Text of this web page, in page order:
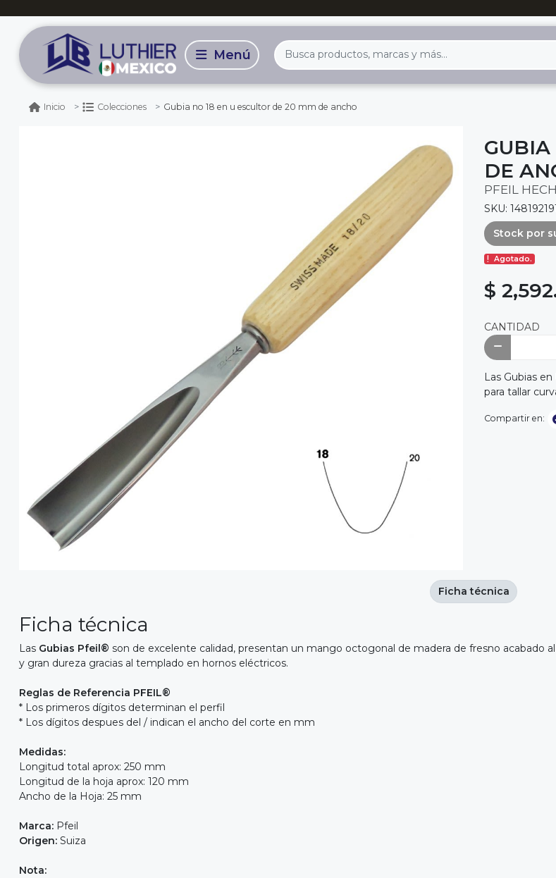
Inicio Colecciones Gubia no 18 en u escultor de 20 mm de ancho
GUBIA
DE
PFEIL
SKU:
Stock por
Agotado.
$
CANTIDAD
Las Gubias
para tallar
Compartir en:
Ficha técnica
Las Gubias Pfeil® son de excelente calidad, presentan un mango octogonal de madera de fresno acabado
y gran dureza gracias al templado en hornos eléctricos.
Reglas de Referencia PFEIL®
* Los primeros dígitos determinan el perfil
* Los dígitos despues del / indican el ancho del corte en mm
Medidas:
Longitud total aprox: 250 mm
Longitud de la hoja aprox: 120 mm
Ancho de la Hoja: 25 mm
Marca: Pfeil
Origen: Suiza
Nota:
Ficha técnica